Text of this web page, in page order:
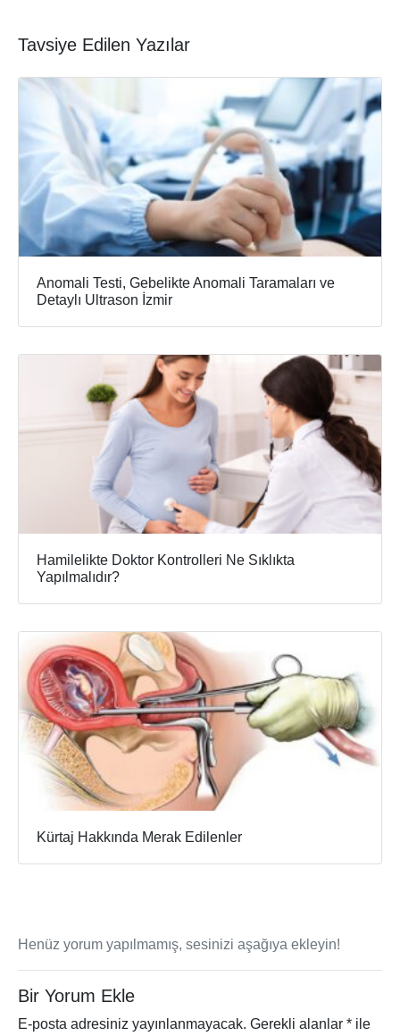
Tavsiye Edilen Yazılar
Anomali Testi, Gebelikte Anomali Taramaları ve
Detaylı Ultrason İzmir
Hamilelikte Doktor Kontrolleri Ne Sıklıkta
Yapılmalıdır?
Kürtaj Hakkında Merak Edilenler
Henüz yorum yapılmamış, sesinizi aşağıya ekleyin!
Bir Yorum Ekle
E-posta adresiniz yayınlanmayacak. Gerekli alanlar * ile